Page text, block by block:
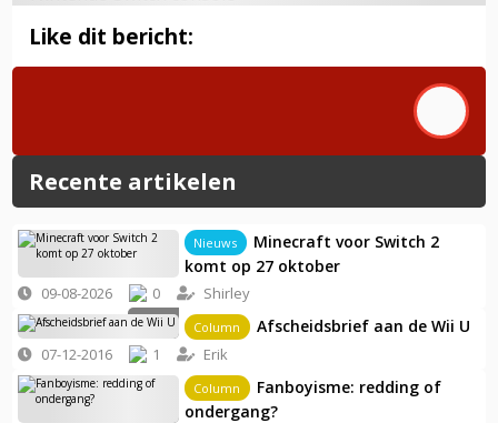
Like dit bericht:
Recente artikelen
0
Nieuws
Minecraft voor Switch 2
komt op 27 oktober
09-08-2026 0 Shirley
Column Afscheidsbrief aan de Wii U
07-12-2016 1 Erik
Column
Fanboyisme: redding of
ondergang?